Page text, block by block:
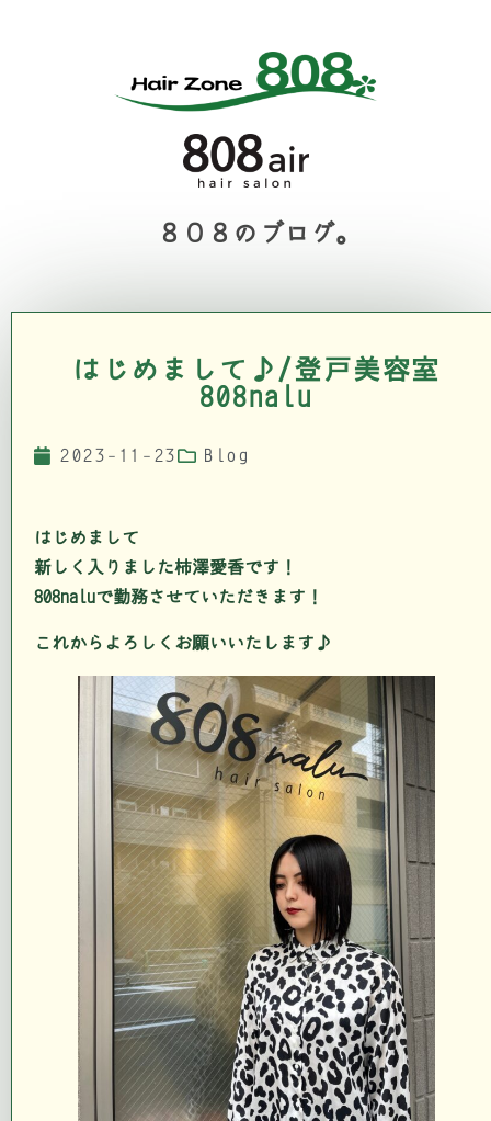
８０８のブログ。
はじめまして♪/登戸美容室
808nalu
2023-11-23 Blog
はじめまして
新しく入りました柿澤愛香です！
808naluで勤務させていただきます！
これからよろしくお願いいたします♪